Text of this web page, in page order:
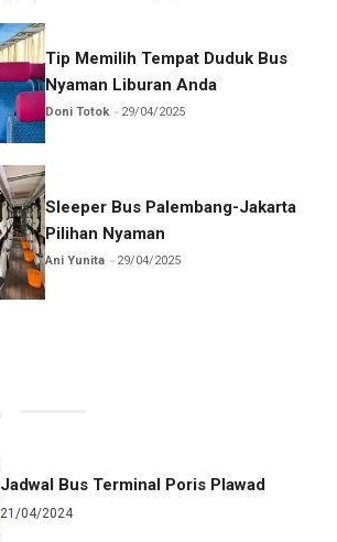
Tip Memilih Tempat Duduk Bus
Nyaman Liburan Anda
Doni Totok 29/04/2025
Sleeper Bus Palembang-Jakarta
Pilihan Nyaman
Ani Yunita 29/04/2025
Jadwal Bus Terminal Poris Plawad
21/04/2024